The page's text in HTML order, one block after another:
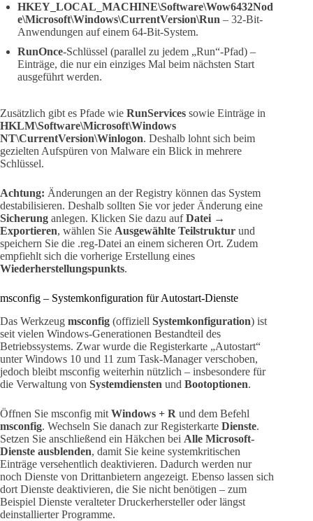
HKEY_LOCAL_MACHINE\Software\Wow6432Nod
e\Microsoft\Windows\CurrentVersion\Run – 32-Bit-
Anwendungen auf einem 64-Bit-System.
RunOnce-Schlüssel (parallel zu jedem „Run“-Pfad) –
Einträge, die nur ein einziges Mal beim nächsten Start
ausgeführt werden.
Zusätzlich gibt es Pfade wie RunServices sowie Einträge in
HKLM\Software\Microsoft\Windows
NT\CurrentVersion\Winlogon. Deshalb lohnt sich beim
gezielten Aufspüren von Malware ein Blick in mehrere
Schlüssel.
Achtung: Änderungen an der Registry können das System
destabilisieren. Deshalb sollten Sie vor jeder Änderung eine
Sicherung anlegen. Klicken Sie dazu aufDatei →
Exportieren, wählen Sie Ausgewählte Teilstruktur und
speichern Sie die .reg-Datei an einem sicheren Ort. Zudem
empfiehlt sich die vorherige Erstellung eines
Wiederherstellungspunkts.
msconfig – Systemkonfiguration für Autostart-Dienste
Das Werkzeug msconfig (offiziell Systemkonfiguration) ist
seit vielen Windows-Generationen Bestandteil des
Betriebssystems. Zwar wurde die Registerkarte „Autostart“
unter Windows 10 und 11 zum Task-Manager verschoben,
jedoch bleibt msconfig weiterhin nützlich – insbesondere für
die Verwaltung von Systemdiensten und Bootoptionen.
Öffnen Sie msconfig mit Windows + R und dem Befehl
msconfig. Wechseln Sie danach zur Registerkarte Dienste.
Setzen Sie anschließend ein Häkchen bei Alle Microsoft-
Dienste ausblenden, damit Sie keine systemkritischen
Einträge versehentlich deaktivieren. Dadurch werden nur
noch Dienste von Drittanbietern angezeigt. Ebenso lassen sich
dort Dienste deaktivieren, die Sie nicht benötigen – zum
Beispiel Dienste veralteter Druckerhersteller oder längst
deinstallierter Programme.